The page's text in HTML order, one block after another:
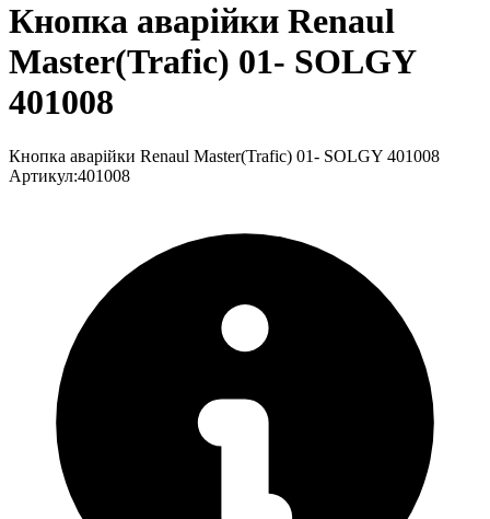
Кнопка аварійки Renaul
Master(Trafic) 01- SOLGY
401008
Кнопка аварійки Renaul Master(Trafic) 01- SOLGY 401008
Артикул:401008